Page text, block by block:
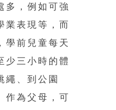
多，例如可強
業表現等，而
學前兒童每天
少三小時的體
繩、到公園
作為父母，可